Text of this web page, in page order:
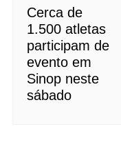
Cerca de
1.500 atletas
participam de
evento em
Sinop neste
sábado